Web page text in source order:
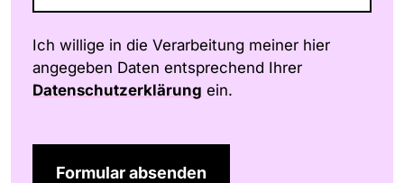
Ich willige in die Verarbeitung meiner hier
angegeben Daten entsprechend Ihrer
Datenschutzerklärung ein.
Formular absenden